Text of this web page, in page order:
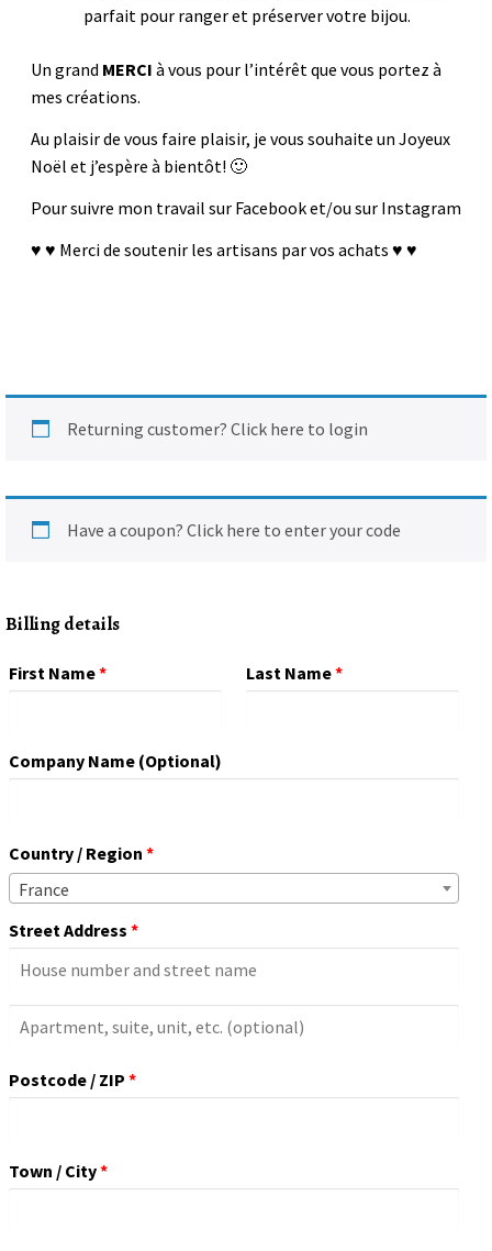
parfait pour ranger et préserver votre bijou.
Un grand MERCI à vous pour l’intérêt que vous portez à
mes créations.
Au plaisir de vous faire plaisir, je vous souhaite un Joyeux
Noël et j’espère à bientôt! 🙂
Pour suivre mon travail sur Facebooket/ou sur Instagram
♥ ♥ Merci de soutenir les artisans par vos achats ♥ ♥
Returning customer? Click here to login
Have a coupon? Click here to enter your code
Billing details
First Name* Last Name*
Company Name (optional)
Country / Region *
France
Street Address *
Apartment,
Unit,
Postcode / ZIP *
Town / City*